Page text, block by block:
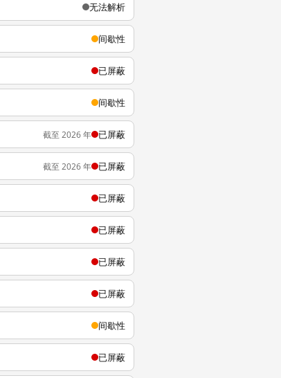
无法解析
间歇性
已屏蔽
间歇性
截至 2026 年 已屏蔽
截至 2026 年 已屏蔽
已屏蔽
已屏蔽
已屏蔽
已屏蔽
间歇性
已屏蔽